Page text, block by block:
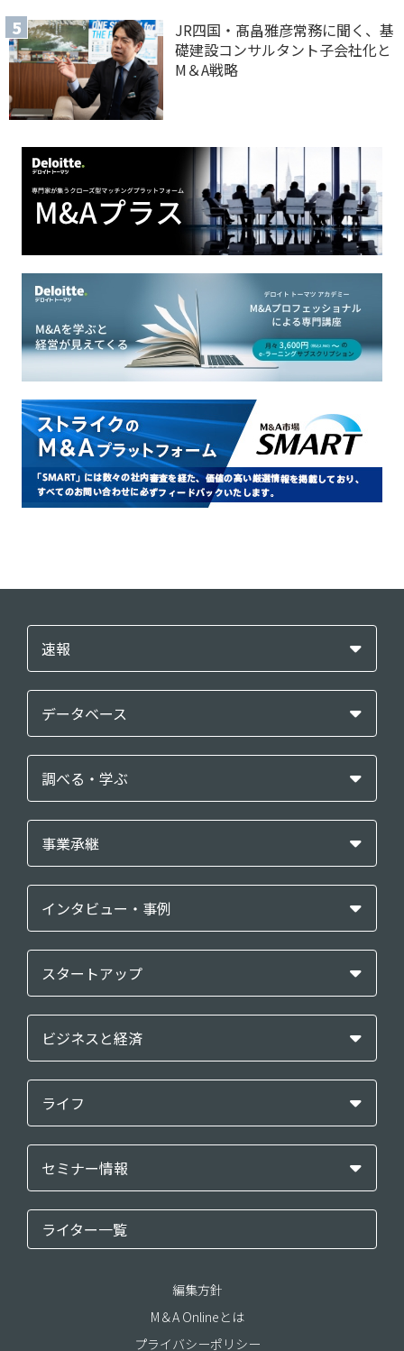
JR四国・髙畠雅彦常務に聞く、基
礎建設コンサルタント子会社化と
M＆A戦略
速報
データベース
調べる・学ぶ
事業承継
インタビュー・事例
スタートアップ
ビジネスと経済
ライフ
セミナー情報
ライター一覧
編集方針
M＆A Onlineとは
プライバシーポリシー